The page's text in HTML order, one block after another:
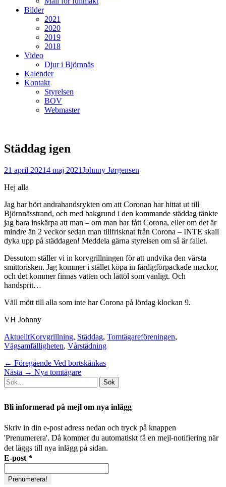
Bilder
2021
2020
2019
2018
Video
Djur i Björnnäs
Kalender
Kontakt
Styrelsen
BOV
Webmaster
Städdag igen
Postades
21 april 20214 maj 2021 Författare
Johnny Jørgensen
Hej alla
Jag har hört andrahandsrykten om att Coronan har hittat ut till
Björnnässtrand, och med bakgrund i den kommande städdag tänkte
jag bara inskärpa att man – om man har fått Corona, eller om det är
mindre än 2 veckor sedan man tillfrisknat från Corona – INTE skall
dyka upp på städdagen! Meddela gärna styrelsen om så är fallet.
Dessutom ställer vi in korvgrillningen för att undvika den värsta
smittorisken. Jag kommer i stället köpa in färdigförpackade mackor,
och det kommer finnas vatten och lättöl som vanligt. Och
handsprit…
Väll mött till alla som inte har Corona på lördag klockan 9.
VH Johnny
Kategorier
AktuelltTaggar
Korvgrillning, Städdag, Tomtägareföreningen,
Vägsamfälligheten, Vårstädning
Inläggsnavigering
← Föregående Föregående
inlägg:
Ved bortskänkas
Nästa → Nästa
Nya tomtägare
Sök
efter:
Bli informerad på mejl om nya inlägg
Skriv in din e-post adress nedan och tryck på knappen
'Prenumerera'. Då kommer du automatiskt få en mejl-notifiering när
det läggs till nya inlägg på sidan.
E-post *